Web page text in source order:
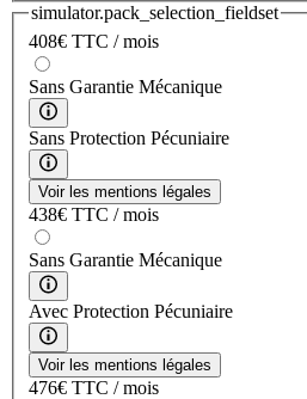
simulator.pack_selection_fieldset
408€ TTC / mois
Sans Garantie Mécanique
Sans Protection Pécuniaire
Voir les mentions légales
438€ TTC / mois
Sans Garantie Mécanique
Avec Protection Pécuniaire
Voir les mentions légales
476€ TTC / mois